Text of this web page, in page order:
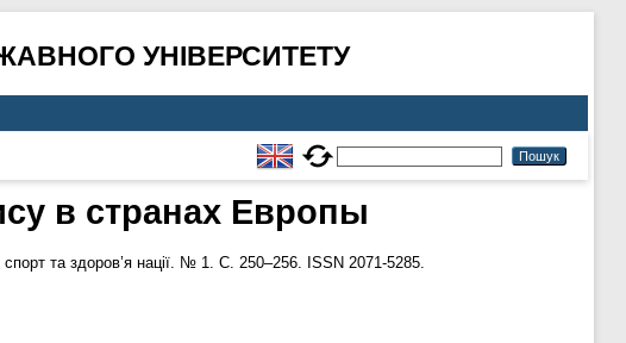
УНІВЕРСИТЕТУ
в странах Европы
спорт та здоров’я нації. № 1. С. 250–256. ISSN 2071-5285.